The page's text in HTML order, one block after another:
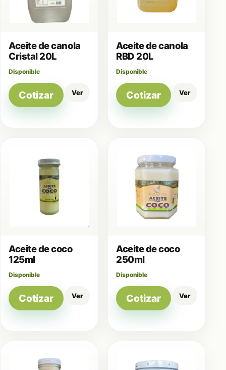
Aceite de canola
Cristal 20L
Disponible
Cotizar Ver
Aceite de canola
RBD 20L
Disponible
Cotizar Ver
Aceite de coco
125ml
Disponible
Cotizar Ver
Aceite de coco
250ml
Disponible
Cotizar Ver